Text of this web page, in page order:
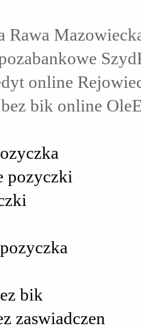
Rawa
online
bez bik online
pozyczki
bik
zaswiadczen